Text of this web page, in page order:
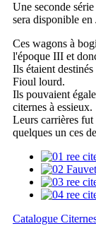
Une seconde
sera disponible en
Ces wagons à
l'époque III et
Ils étaient
Fioul lourd.
Ils pouvaient
citernes à essieux.
Leurs carrières
quelques un ces
Catalogue